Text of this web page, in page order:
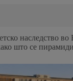
наследство во
што се